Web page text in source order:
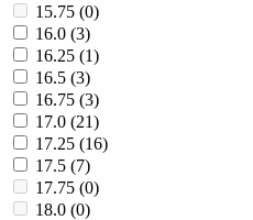
15.75 (0)
16.0 (3)
16.25 (1)
16.5 (3)
16.75 (3)
17.0 (21)
17.25 (16)
17.5 (7)
17.75 (0)
18.0 (0)